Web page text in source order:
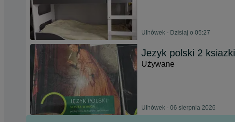
Ulhówek - Dzisiaj o 05:27
Jezyk polski 2 ksiazki
Używane
Ulhówek - 06 sierpnia 2026